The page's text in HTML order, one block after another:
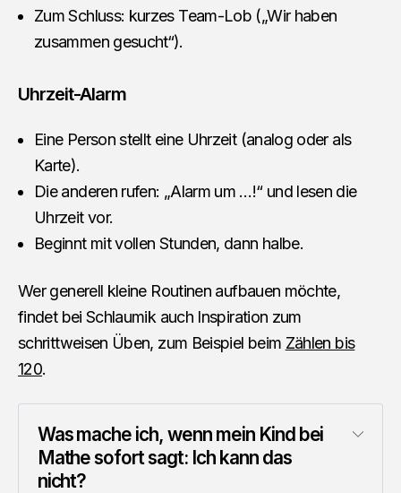
Zum Schluss: kurzes Team-Lob („Wir haben
zusammen gesucht“).
Uhrzeit-Alarm
Eine Person stellt eine Uhrzeit (analog oder als
Karte).
Die anderen rufen: „Alarm um …!“ und lesen die
Uhrzeit vor.
Beginnt mit vollen Stunden, dann halbe.
Wer generell kleine Routinen aufbauen möchte,
findet bei Schlaumik auch Inspiration zum
schrittweisen Üben, zum Beispiel beim Zählen bis
120.
Was mache ich, wenn mein Kind bei
Mathe sofort sagt: Ich kann das
nicht?